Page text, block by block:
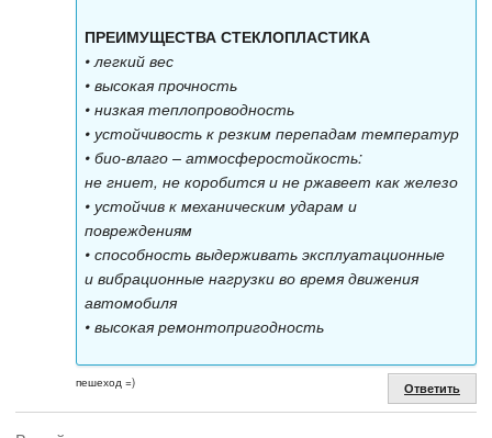
ПРЕИМУЩЕСТВА СТЕКЛОПЛАСТИКА
• легкий вес
• высокая прочность
• низкая теплопроводность
• устойчивость к резким перепадам температур
• био-влаго – атмосферостойкость:
не гниет, не коробится и не ржавеет как железо
• устойчив к механическим ударам и
повреждениям
• способность выдерживать эксплуатационные
и вибрационные нагрузки во время движения
автомобиля
• высокая ремонтопригодность
пешеход =) Ответить